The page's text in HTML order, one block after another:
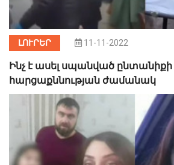
ԼՈՒՐԵՐ 11-11-2022
Ինչ է ասել սպանված ընտանիքի
հարցաքննության ժամանակ